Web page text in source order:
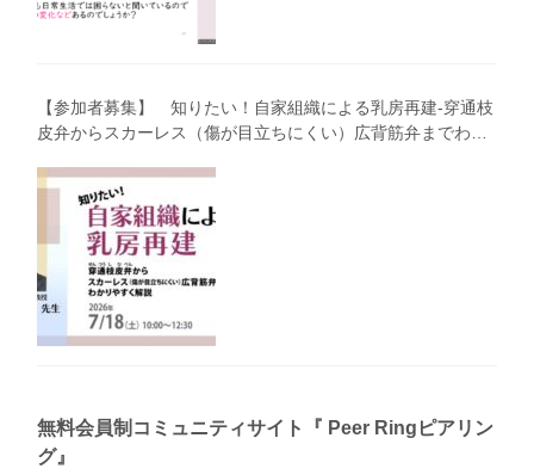
【参加者募集】 知りたい！自家組織による乳房再建-穿通枝
皮弁からスカーレス（傷が目立ちにくい）広背筋弁までわか
無料会員制コミュニティサイト『 Peer Ringピアリン
グ』